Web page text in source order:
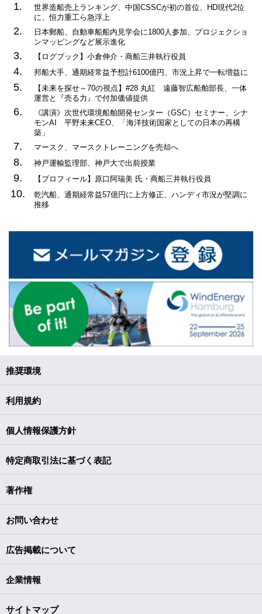
1.
世界造船売上ランキング、中国CSSCが初の首位、HD現代2位
に、恒力重工ら急浮上
2.
日本郵船、自動車船船内見学会に1800人参加、プロジェクショ
ンマッピングなど展示進化
3. 【ログブック】小倉伸介・商船三井執行役員
4. 邦船大手、通期経常益予想計6100億円、市況上昇で一転増益に
5.
【未来を探せ～70の視点】#28 丸紅 遠藤智広船舶部長、一体
運営と『売る力』で付加価値提供
6.
《講演》次世代環境船舶開発センター（GSC）セミナー、シナ
モンAI 平野未来CEO、「海洋技術国家としての日本の再構
築」
7. マースク、マースクトレーニングを売却へ
8. 神戸運輸監理部、神戸大で出前授業
9. 【プロフィール】原口阿瑞美 氏・商船三井執行役員
10.
乾汽船、通期経常益57億円に上方修正、ハンディ市況が堅調に
推移
推奨環境
利用規約
個人情報保護方針
特定商取引法に基づく表記
著作権
お問い合わせ
広告掲載について
企業情報
サイトマップ